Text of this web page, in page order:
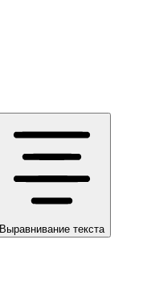
Выравнивание текста